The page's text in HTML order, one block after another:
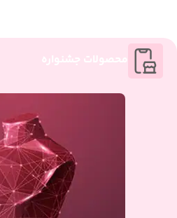
محصولات جشنواره